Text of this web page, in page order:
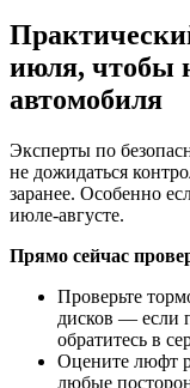
июля, чтобы
автомобиля
Эксперты по
не дожидаться
заранее. Особенно
июле-августе.
Прямо сейчас
Проверьте
дисков — если
обратитесь в
Оцените люфт
любые